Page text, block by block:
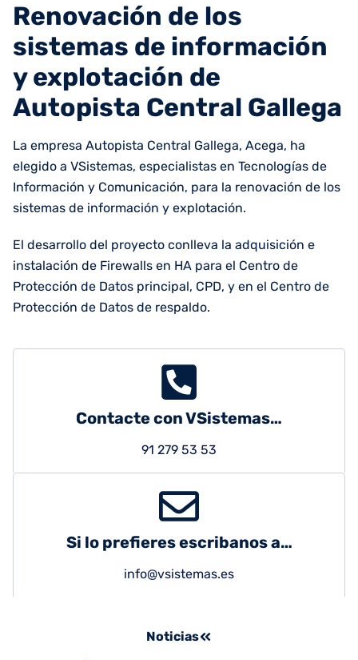
Renovación de los
sistemas de información
y explotación de
Autopista Central Gallega
La empresa Autopista Central Gallega, Acega, ha
elegido a VSistemas, especialistas en Tecnologías de
Información y Comunicación, para la renovación de los
sistemas de información y explotación.
El desarrollo del proyecto conlleva la adquisición e
instalación de Firewalls en HA para el Centro de
Protección de Datos principal, CPD, y en el Centro de
Protección de Datos de respaldo.
Contacte con VSistemas…
91 279 53 53
Si lo prefieres escribanos a…
info@vsistemas.es
Noticias